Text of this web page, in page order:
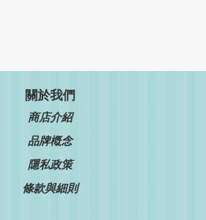
關於我們
商店介紹
品牌槪念
隱私政策
條款與細則